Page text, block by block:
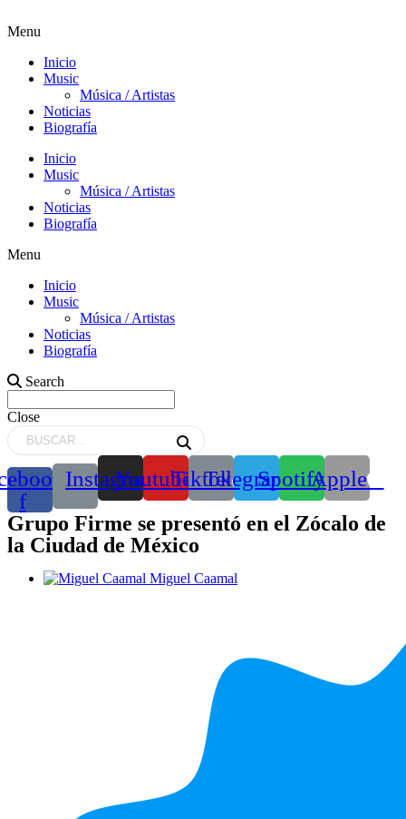
Menu
Inicio
Music
Música / Artistas
Noticias
Biografía
Inicio
Music
Música / Artistas
Noticias
Biografía
Menu
Inicio
Music
Música / Artistas
Noticias
Biografía
Search
Close
f
Instagram
YoutubeTiktokTelegramSpotifyApple
Grupo Firme se presentó en el Zócalo de
la Ciudad de México
Miguel Caamal